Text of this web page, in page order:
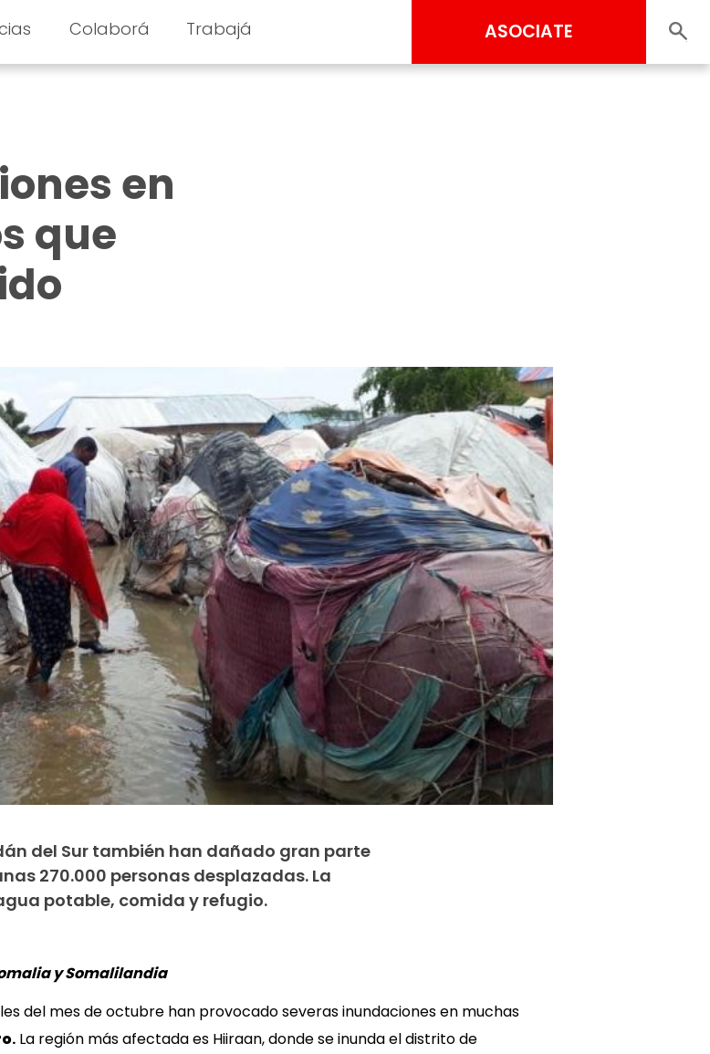
Colaborá Trabajá ASOCIATE
en
que
del Sur también han dañado gran parte
270.000 personas desplazadas. La
potable, comida y refugio.
y Somalilandia
del mes de octubre han provocado severas inundaciones en muchas
. La región más afectada es Hiiraan, donde se inunda el distrito de